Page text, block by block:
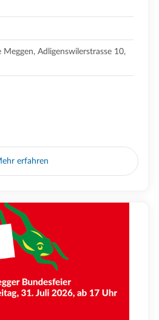
Adligenswilerstrasse 10,
erfahren